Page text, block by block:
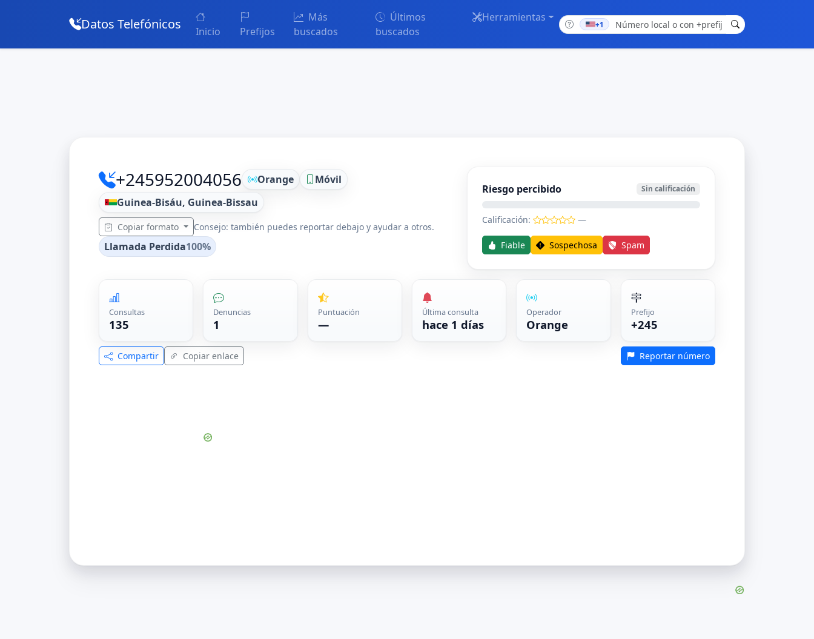
Datos Telefónicos Inicio Prefijos
Más
buscados
Últimos
buscados
Herramientas
+1
+245952004056 Orange
Móvil
Guinea-Bisáu, Guinea-Bissau
Copiar formato Consejo: también puedes reportar debajo y ayudar a otros.
Llamada Perdida100%
Riesgo percibido Sin calificación
Calificación: —
Fiable Sospechosa Spam
Consultas
135
Denuncias
1
Puntuación
—
Última consulta
hace 1 días
Operador
Orange
Prefijo
+245
Compartir Copiar enlace Reportar número